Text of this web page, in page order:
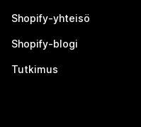
Shopify-yhteisö
Shopify-blogi
Tutkimus